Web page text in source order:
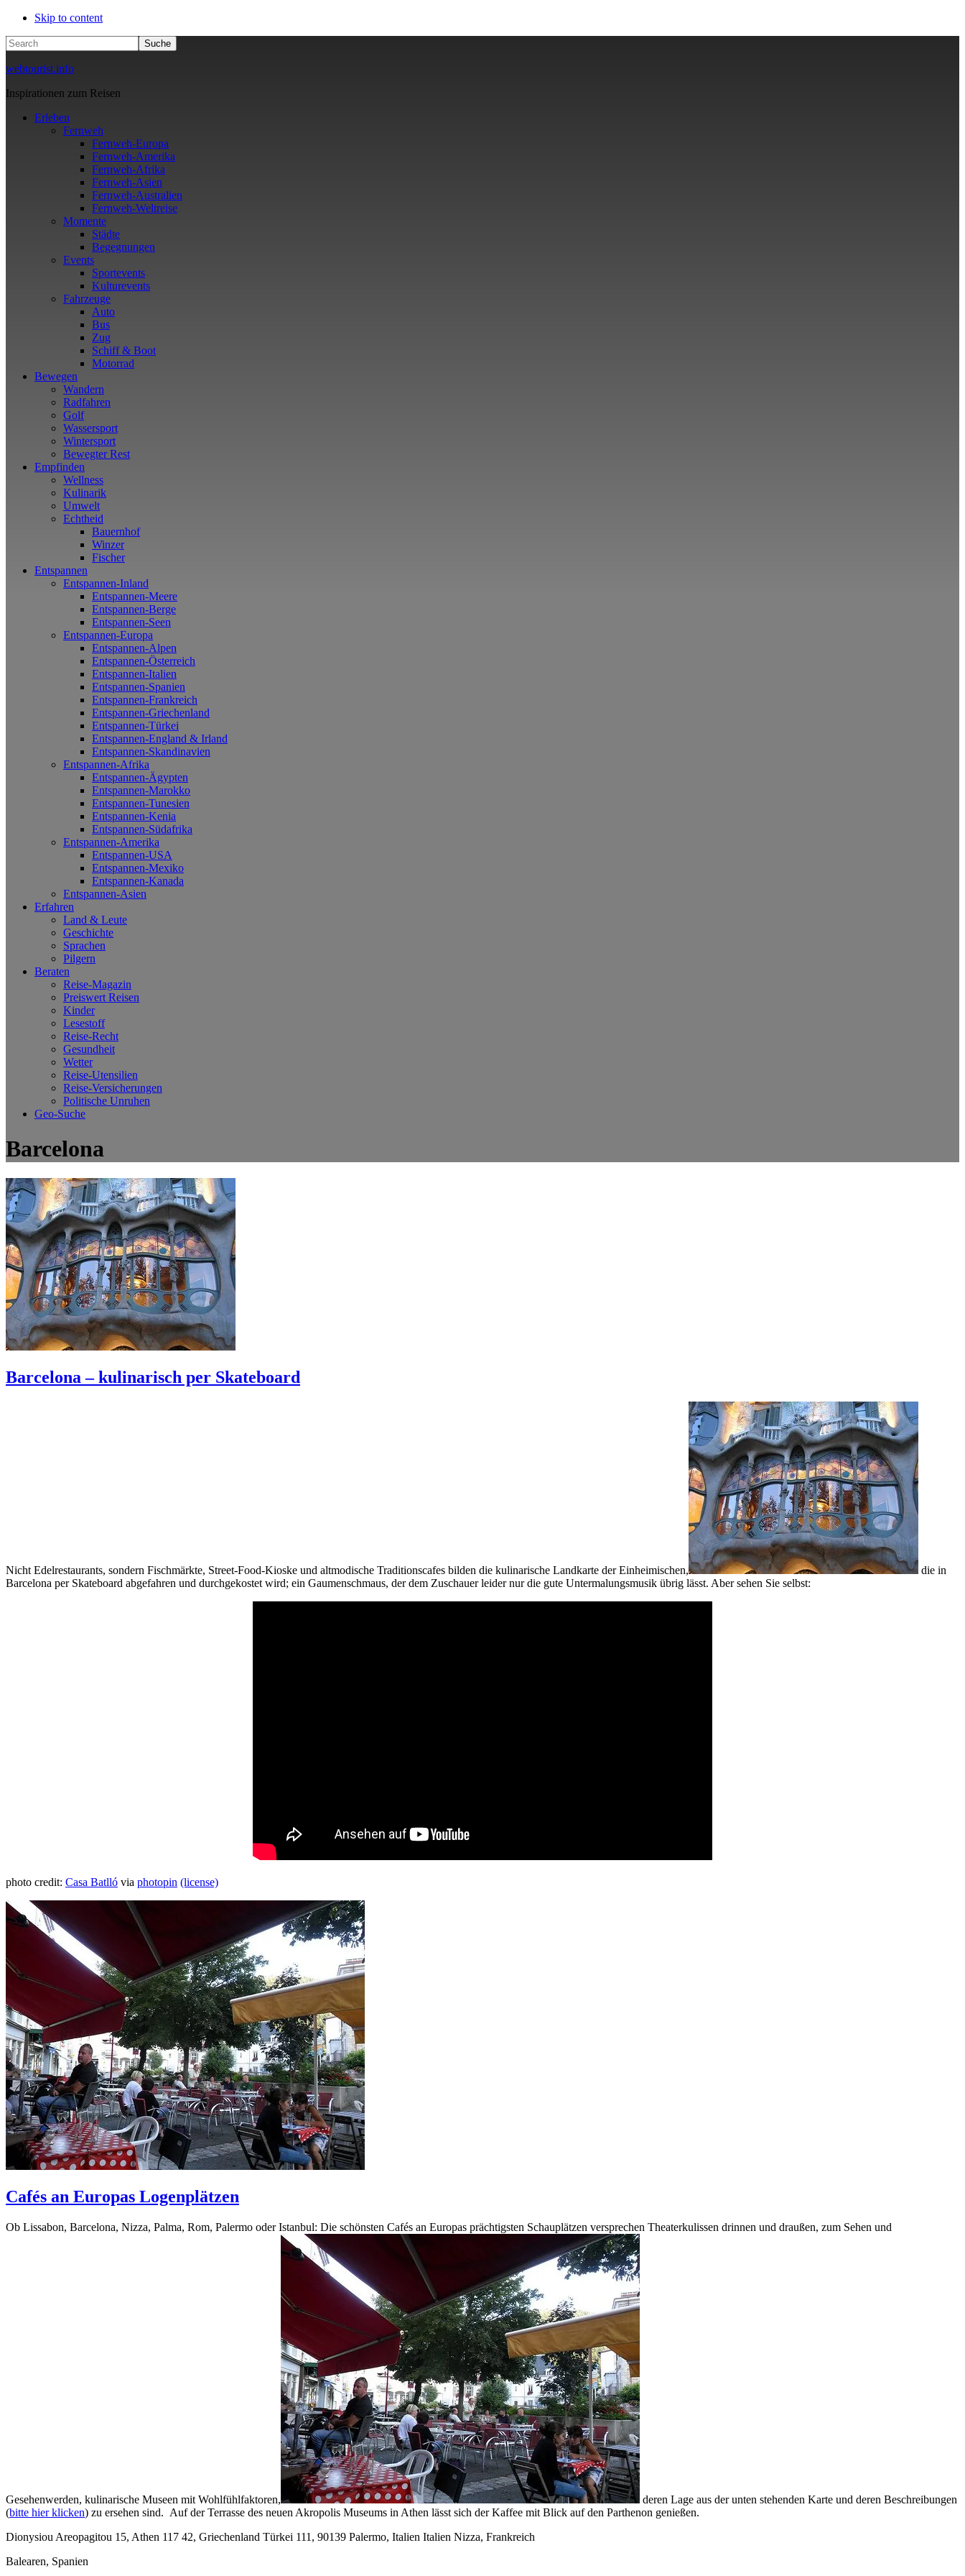
Skip to content
Search
webtourist.info
Inspirationen zum Reisen
Erleben
Fernweh
Fernweh-Europa
Fernweh-Amerika
Fernweh-Afrika
Fernweh-Asien
Fernweh-Australien
Fernweh-Weltreise
Momente
Städte
Begegnungen
Events
Sportevents
Kulturevents
Fahrzeuge
Auto
Bus
Zug
Schiff & Boot
Motorrad
Bewegen
Wandern
Radfahren
Golf
Wassersport
Wintersport
Bewegter Rest
Empfinden
Wellness
Kulinarik
Umwelt
Echtheid
Bauernhof
Winzer
Fischer
Entspannen
Entspannen-Inland
Entspannen-Meere
Entspannen-Berge
Entspannen-Seen
Entspannen-Europa
Entspannen-Alpen
Entspannen-Österreich
Entspannen-Italien
Entspannen-Spanien
Entspannen-Frankreich
Entspannen-Griechenland
Entspannen-Türkei
Entspannen-England & Irland
Entspannen-Skandinavien
Entspannen-Afrika
Entspannen-Ägypten
Entspannen-Marokko
Entspannen-Tunesien
Entspannen-Kenia
Entspannen-Südafrika
Entspannen-Amerika
Entspannen-USA
Entspannen-Mexiko
Entspannen-Kanada
Entspannen-Asien
Erfahren
Land & Leute
Geschichte
Sprachen
Pilgern
Beraten
Reise-Magazin
Preiswert Reisen
Kinder
Lesestoff
Reise-Recht
Gesundheit
Wetter
Reise-Utensilien
Reise-Versicherungen
Politische Unruhen
Geo-Suche
Barcelona
Barcelona – kulinarisch per Skateboard
Nicht Edelrestaurants, sondern Fischmärkte, Street-Food-Kioske und altmodische Traditionscafes bilden die kulinarische Landkarte der Einheimischen,
die in
Barcelona per Skateboard abgefahren und durchgekostet wird; ein Gaumenschmaus, der dem Zuschauer leider nur die gute Untermalungsmusik übrig lässt. Aber sehen Sie selbst:
photo credit: Casa Batlló via photopin (license)
Cafés an Europas Logenplätzen
Ob Lissabon, Barcelona, Nizza, Palma, Rom, Palermo oder Istanbul: Die schönsten Cafés an Europas prächtigsten Schauplätzen versprechen Theaterkulissen drinnen und draußen, zum Sehen und
Gesehenwerden, kulinarische Museen mit Wohlfühlfaktoren,
deren Lage aus der unten stehenden Karte und deren Beschreibungen
(bitte hier klicken) zu ersehen sind. Auf der Terrasse des neuen Akropolis Museums in Athen lässt sich der Kaffee mit Blick auf den Parthenon genießen.
Dionysiou Areopagitou 15, Athen 117 42, Griechenland Türkei 111, 90139 Palermo, Italien Italien Nizza, Frankreich
Balearen, Spanien